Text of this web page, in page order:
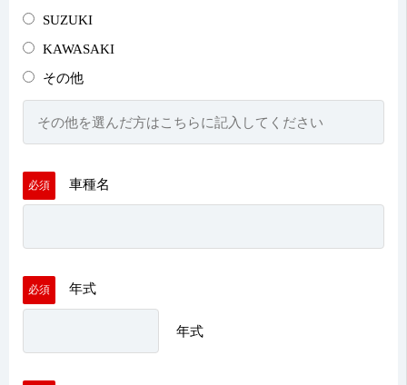
SUZUKI
KAWASAKI
その他
必須 車種名
必須 年式
年式